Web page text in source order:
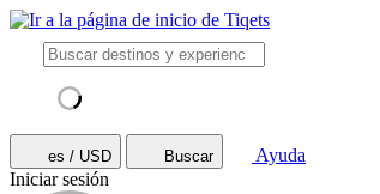
es / USD Buscar
Ayuda
Iniciar sesión